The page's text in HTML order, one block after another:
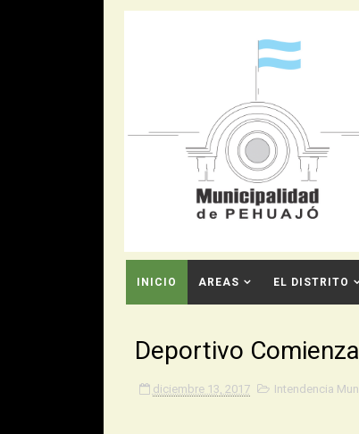
INICIO AREAS EL DISTRITO
Deportivo
diciembre 13, 2017 Intendencia